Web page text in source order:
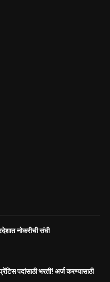
नोकरीची संधी
पदांसाठी भरती! अर्ज करण्यासाठी